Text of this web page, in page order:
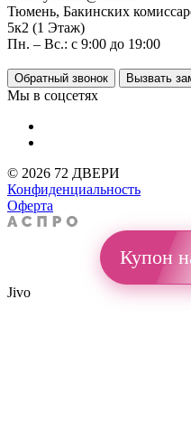
Тюмень, Бакинских
5к2 (1 Этаж)
Пн. – Вс.: с 9:00 до 19:00
Обратный звонок Вызвать
Мы в соцсетях
© 2026 72 ДВЕРИ
Конфиденциальность
Оферта
Купон
Jivo